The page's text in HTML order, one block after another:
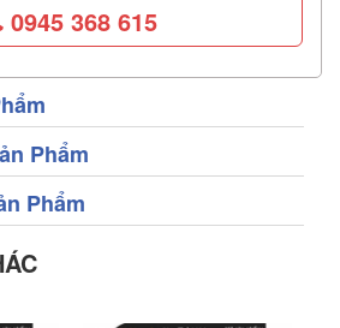
0945 368 615
Phẩm
Phẩm